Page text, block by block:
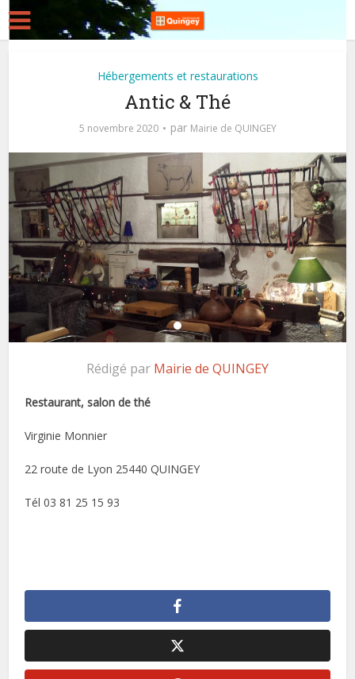
Hébergements et restaurations
Antic & Thé
5 novembre 2020 par Mairie de QUINGEY
Rédigé par Mairie de QUINGEY
Restaurant, salon de thé
Virginie Monnier
22 route de Lyon 25440 QUINGEY
Tél 03 81 25 15 93